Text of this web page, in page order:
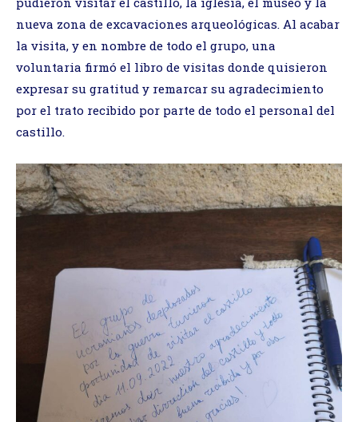
nueva zona de excavaciones arqueológicas. Al acabar
la visita, y en nombre de todo el grupo, una
voluntaria firmó el libro de visitas donde quisieron
expresar su gratitud y remarcar su agradecimiento
por el trato recibido por parte de todo el personal del
castillo.